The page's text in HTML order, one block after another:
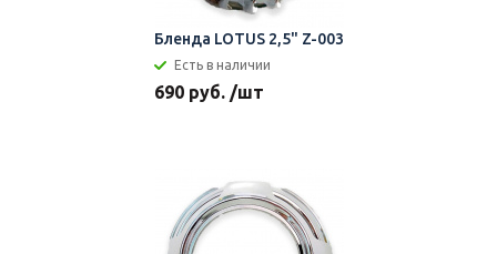
Бленда LOTUS 2,5" Z-003
Есть в наличии
690 руб. /шт